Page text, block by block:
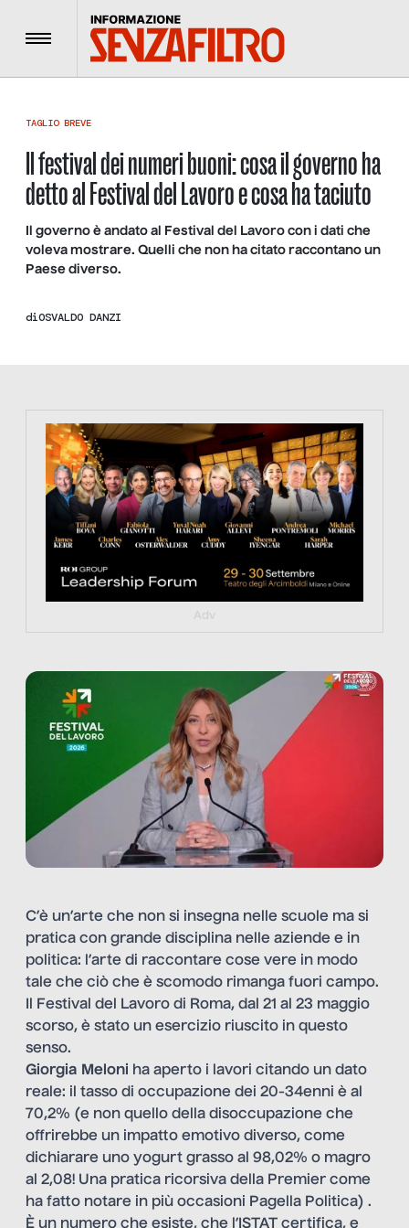
Menu
TAGLIO BREVE
Il festival dei numeri buoni: cosa il governo ha
detto al Festival del Lavoro e cosa ha taciuto
Il governo è andato al Festival del Lavoro con i dati che
voleva mostrare. Quelli che non ha citato raccontano un
Paese diverso.
diOSVALDO DANZI
https://tinyurl.com/363fvfm9
Adv
C’è un’arte che non si insegna nelle scuole ma si
pratica con grande disciplina nelle aziende e in
politica: l’arte di raccontare cose vere in modo
tale che ciò che è scomodo rimanga fuori campo.
Il Festival del Lavoro di Roma, dal 21 al 23 maggio
scorso, è stato un esercizio riuscito in questo
senso.
Giorgia Meloni ha aperto i lavori citando un dato
reale: il tasso di occupazione dei 20-34enni è al
70,2% (e non quello della disoccupazione che
offrirebbe un impatto emotivo diverso, come
dichiarare uno yogurt grasso al 98,02% o magro
al 2,08! Una pratica ricorsiva della Premier come
ha fatto notare in più occasioni Pagella Politica) .
È un numero che esiste, che l’ISTAT certifica, e